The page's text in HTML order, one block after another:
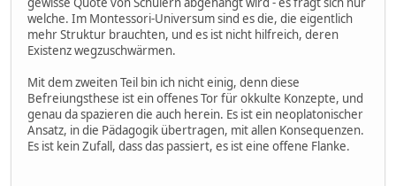
welche. Im Montessori-Universum sind es die, die eigentlich
mehr Struktur brauchten, und es ist nicht hilfreich, deren
Existenz wegzuschwärmen.
Mit dem zweiten Teil bin ich nicht einig, denn diese
Befreiungsthese ist ein offenes Tor für okkulte Konzepte, und
genau da spazieren die auch herein. Es ist ein neoplatonischer
Ansatz, in die Pädagogik übertragen, mit allen Konsequenzen.
Es ist kein Zufall, dass das passiert, es ist eine offene Flanke.